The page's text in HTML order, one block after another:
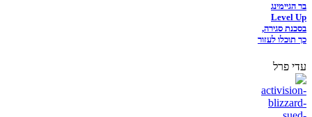
בר הגיימינג
Level Up
בסכנת סגירה,
כך תוכלו לעזור
עדי פרל